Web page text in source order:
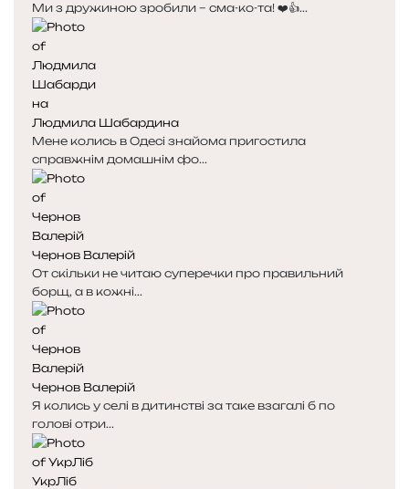
т
о
р
і
н
к
а
т
о
р
і
н
к
а
Ми з дружиною зробили – сма-ко-та! ❤️👍...
Людмила Шабардина
Мене колись в Одесі знайома пригостила
справжнім домашнім фо...
Чернов Валерій
От скільки не читаю суперечки про правильний
борщ, а в кожні...
Чернов Валерій
Я колись у селі в дитинстві за таке взагалі б по
голові отри...
УкрЛіб